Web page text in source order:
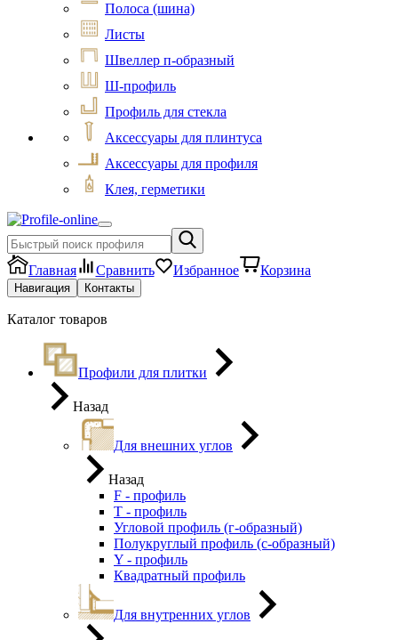
Полоса (шина)
Листы
Швеллер п-образный
Ш-профиль
Профиль для стекла
Аксессуары для плинтуса
Аксессуары для профиля
Клея, герметики
Главная Сравнить Избранное Корзина
Навигация Контакты
Каталог товаров
Профили для плитки
Назад
Для внешних углов
Назад
F - профиль
Т - профиль
Угловой профиль (г-образный)
Полукруглый профиль (с-образный)
Y - профиль
Квадратный профиль
Для внутренних углов